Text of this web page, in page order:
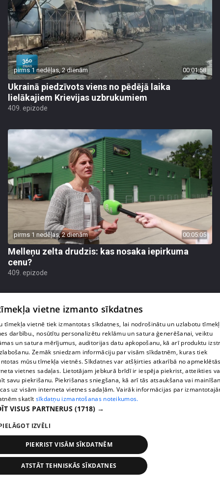
pirms 1 nedēļas, 2 dienām 00:01:58
Ukrainā piedzīvots viens no pēdējā laika
lielākajiem Krievijas uzbrukumiem
409. epizode
pirms 1 nedēļas, 2 dienām 00:05:05
Melleņu zelta drudzis: kas nosaka iepirkuma
cenu?
409. epizode
pirms 1 nedēļas, 2 dienām
punktos to krietni mazāk
409. epizode
vietne izmanto sīkdatnes
tīmekļa vietnē tiek izmantotas sīkdatnes, lai nodrošinātu un uzlabotu
darbību., nosūtītu personalizētu reklāmu un satura ģenerēšanai, veiktu
un satura mērījumus, auditorijas datu apkopošanu, kā arī produktu
Zemāk sniedzam informāciju par visām sīkdatnēm, kuras tiek
mūsu tīmekļa vietnēs. Sīkdatnes var atšķirties atkarībā no
vietnes sadaļas. Lietotājam jebkurā brīdī ir iespēja piekrist, atteikties
savu piekrišanu. Piekrišanas sniegšana, kā arī tās atsaukšana vai
uz visām interneta vietnes sadaļām. Vairāk informācijas par
skatīt sīkdatņu izmantošanas noteikumos.
VISUS PARTNERUS (1718) →
IZVĒLI
PIEKRIST VISĀM SĪKDATNĒM
ATSTĀT TEHNISKĀS SĪKDATNES